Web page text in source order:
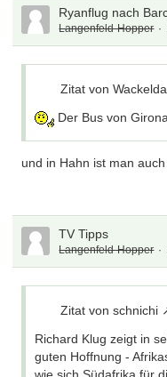
Ryanflug nach
Langenfeld-Hopper
Zitat von
Der Bus von
und in Hahn ist man
TV Tipps
Langenfeld-Hopper
Zitat von schnichi
Richard Klug zeigt in
guten Hoffnung -
wie sich Südafrika für